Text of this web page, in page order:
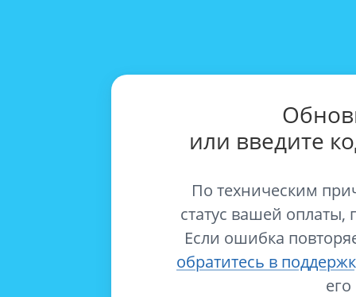
или введите
По техническим
статус вашей оплаты,
Если ошибка
обратитесь в
его